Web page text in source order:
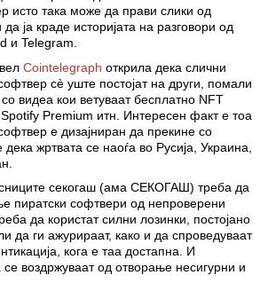
исто така може да прави слики од
ја краде историјата на разговори од
и Telegram.
Cointelegraph открила дека слични
сè уште постојат на други, помали
видеа кои ветуваат бесплатно NFT
Premium итн. Интересен факт е тоа
е дизајниран да прекине со
дека жртвата се наоѓа во Русија, Украина,
секогаш (ама СЕКОГАШ) треба да
пиратски софтвери од непроверени
да користат силни лозинки, постојано
да ги ажурираат, како и да спроведуваат
кога е таа достапна. И
воздржуваат од отворање несигурни и